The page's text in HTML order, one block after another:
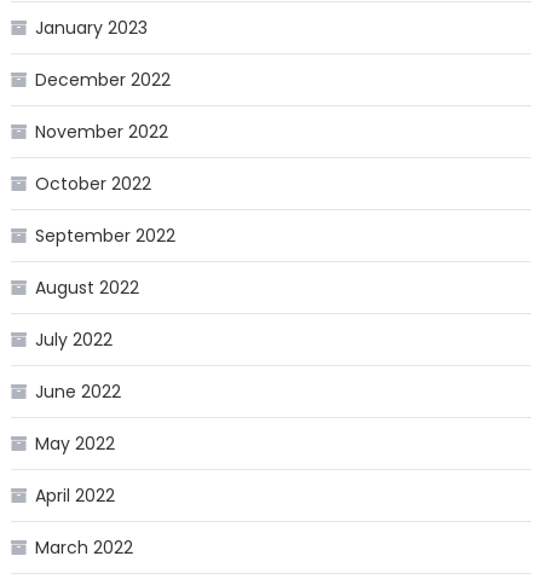
January 2023
December 2022
November 2022
October 2022
September 2022
August 2022
July 2022
June 2022
May 2022
April 2022
March 2022